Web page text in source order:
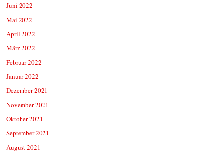
Juni 2022
Mai 2022
April 2022
März 2022
Februar 2022
Januar 2022
Dezember 2021
November 2021
Oktober 2021
September 2021
August 2021